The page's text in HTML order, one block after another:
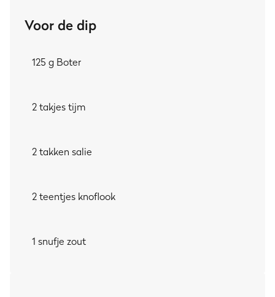
Voor de dip
125 g Boter
2 takjes tijm
2 takken salie
2 teentjes knoflook
1 snufje zout